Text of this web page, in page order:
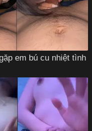
em bú cu nhiệt tình